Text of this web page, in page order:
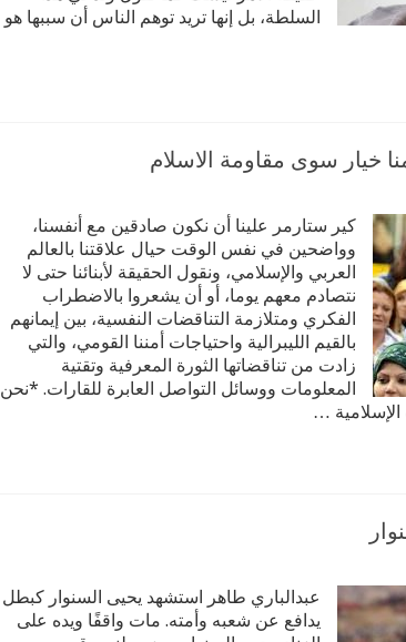
السلطة، بل إنها تريد توهم الناس أن سببها هو
خيار سوى مقاومة الاسلام
كير ستارمر علينا أن نكون صادقين مع أنفسنا،
وواضحين في نفس الوقت حيال علاقتنا بالعالم
العربي والإسلامي، ونقول الحقيقة لأبنائنا حتى لا
نتصادم معهم يوما، أو أن يشعروا بالاضطراب
الفكري ومتلازمة التناقضات النفسية، بين إيمانهم
بالقيم الليبرالية واحتياجات أمننا القومي، والتي
زادت من تناقضاتها الثورة المعرفية وتقتية
المعلومات ووسائل التواصل العابرة للقارات. *نحن
…
عبدالباري طاهر استشهد يحيى السنوار كبطل
يدافع عن شعبه وأمته. مات واقفًا ويده على